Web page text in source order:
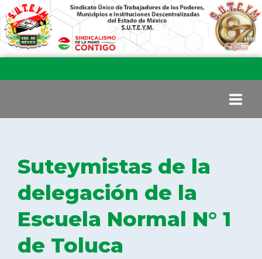
COMITÉ EJECUTIVO
COMISIÓN DE VIGILANCIA
SECCIONES
Suteymistas de la
delegación de la
Escuela Normal N° 1
de Toluca